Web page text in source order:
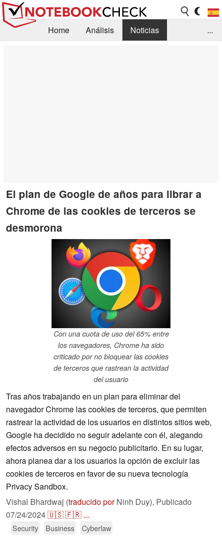
Home Análisis
Noticias
...
El plan de Google de años para librar a
Chrome de las cookies de terceros se
desmorona
Con una cuota de uso del 65% entre
los navegadores, Chrome ha sido
criticado por no bloquear las cookies
de terceros que rastrean la actividad
del usuario
Tras años trabajando en un plan para eliminar del
navegador Chrome las cookies de terceros, que permiten
rastrear la actividad de los usuarios en distintos sitios web,
Google ha decidido no seguir adelante con él, alegando
efectos adversos en su negocio publicitario. En su lugar,
ahora planea dar a los usuarios la opción de excluir las
cookies de terceros en favor de su nueva tecnología
Privacy Sandbox.
Vishal Bhardwaj (traducido porNinh Duy), Publicado
07/24/2024🇺🇸🇫🇷 ...
Security Business Cyberlaw